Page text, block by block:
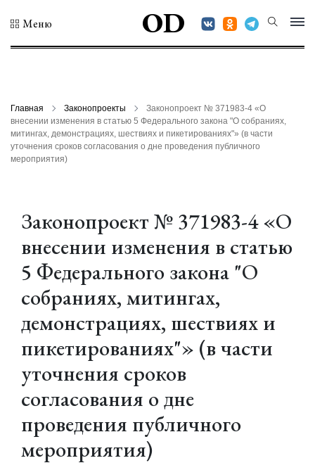
Меню OD
Главная Законопроекты
Законопроект № 371983-4 «О
внесении изменения в статью 5 Федерального закона "О собраниях,
митингах, демонстрациях, шествиях и пикетированиях"» (в части
уточнения сроков согласования о дне проведения публичного
мероприятия)
Законопроект № 371983-4 «О
внесении изменения в статью
5 Федерального закона "О
собраниях, митингах,
демонстрациях, шествиях и
пикетированиях"» (в части
уточнения сроков
согласования о дне
проведения публичного
мероприятия)